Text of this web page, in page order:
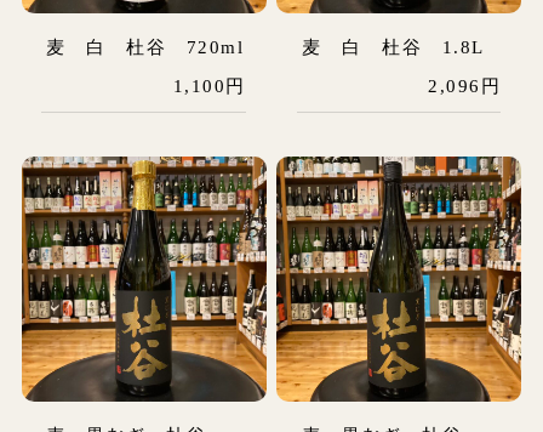
麦 白 杜谷 720ml
1,100円
麦 白 杜谷 1.8L
2,096円